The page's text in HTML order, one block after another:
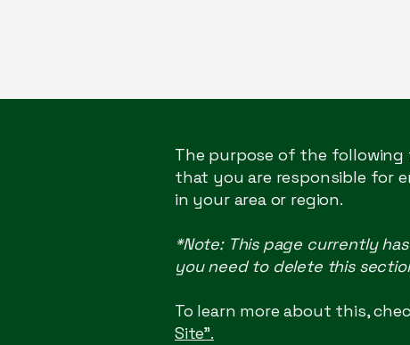
The purpose of the
that you are responsible for
in your area or region.
*Note: This page currently
you need to delete this
To learn more about this,
Site”.